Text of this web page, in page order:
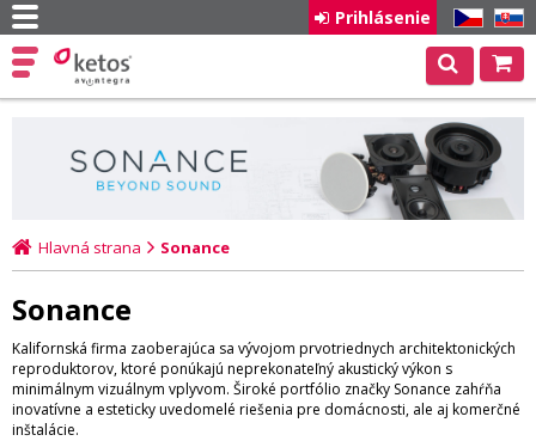
CZ SK
Prihlásenie
Hlavná strana Sonance
Sonance
Kalifornská firma zaoberajúca sa vývojom prvotriednych architektonických
reproduktorov, ktoré ponúkajú neprekonateľný akustický výkon s
minimálnym vizuálnym vplyvom. Široké portfólio značky Sonance zahŕňa
inovatívne a esteticky uvedomelé riešenia pre domácnosti, ale aj komerčné
inštalácie.